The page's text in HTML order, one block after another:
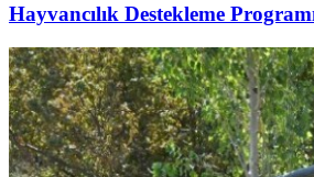
Hayvancılık Destekleme